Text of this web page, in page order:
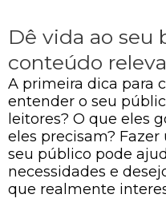
Dê vida ao seu
conteúdo
A primeira dica para
entender o seu
leitores? O que eles
eles precisam?
seu público pode
necessidades e
que realmente